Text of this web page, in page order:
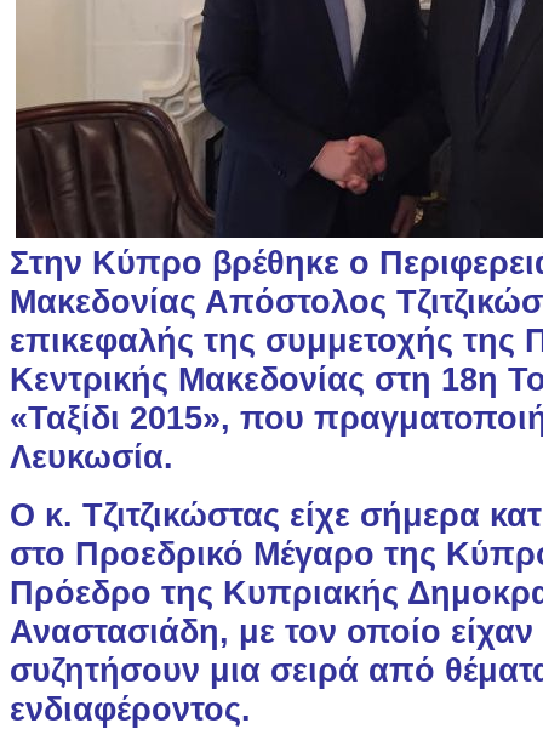
Στην Κύπρο βρέθηκε ο
Μακεδονίας Απόστολος
επικεφαλής της συμμετοχής της
Κεντρικής Μακεδονίας στη 18η
«Ταξίδι 2015», που
Λευκωσία.
Ο κ. Τζιτζικώστας είχε σήμερα
στο Προεδρικό Μέγαρο της
Πρόεδρο της Κυπριακής
Αναστασιάδη, με τον οποίο είχαν
συζητήσουν μια σειρά από
ενδιαφέροντος.